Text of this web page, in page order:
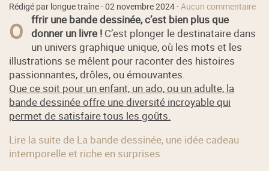
Rédigé par longue traîne -02 novembre 2024-Aucun commentaire
O
ffrir une bande dessinée, c’est bien plus que
donner un livre ! C’est plonger le destinataire dans
un univers graphique unique, où les mots et les
illustrations se mêlent pour raconter des histoires
passionnantes, drôles, ou émouvantes.
Que ce soit pour un enfant, un ado, ou un adulte, la
bande dessinée offre une diversité incroyable qui
permet de satisfaire tous les goûts.
Lire la suite de La bande dessinée, une idée cadeau
intemporelle et riche en surprises